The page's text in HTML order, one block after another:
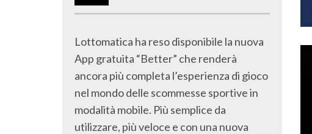
Lottomatica ha reso disponibile la nuova
App gratuita “Better” che renderà
ancora più completa l’esperienza di gioco
nel mondo delle scommesse sportive in
modalità mobile. Più semplice da
utilizzare, più veloce e con una nuova